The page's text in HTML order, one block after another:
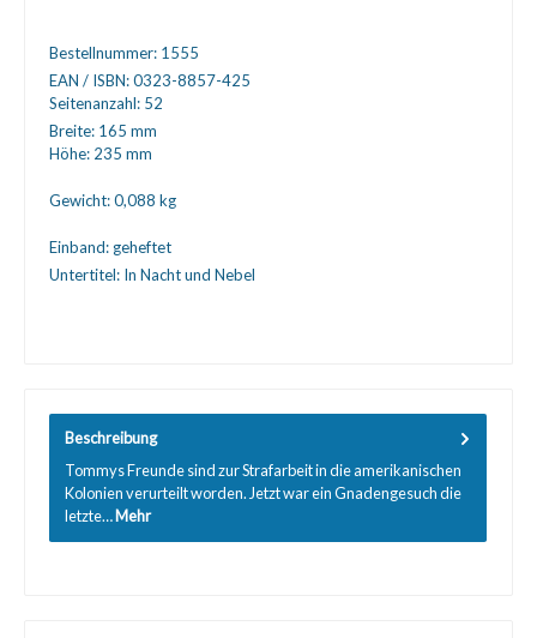
Bestellnummer: 1555
EAN / ISBN:0323-8857-425
Seitenanzahl: 52
Breite: 165 mm
Höhe: 235 mm
Gewicht:0,088 kg
Einband: geheftet
Untertitel: In Nacht und Nebel
Beschreibung
Tommys Freunde sind zur Strafarbeit in die amerikanischen
Kolonien verurteilt worden. Jetzt war ein Gnadengesuch die
letzte…Mehr